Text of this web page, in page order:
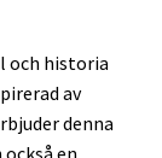
och historia
av
denna
en